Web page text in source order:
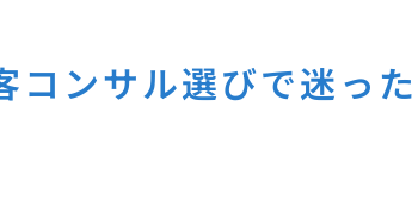
コンサル選びで迷っ